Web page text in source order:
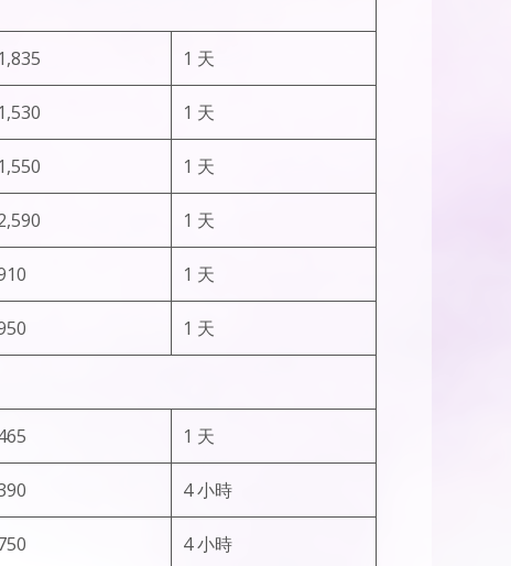
1,835 1 天
1,530 1 天
1,550 1 天
1 天
1 天
1 天
1 天
4 小時
4 小時